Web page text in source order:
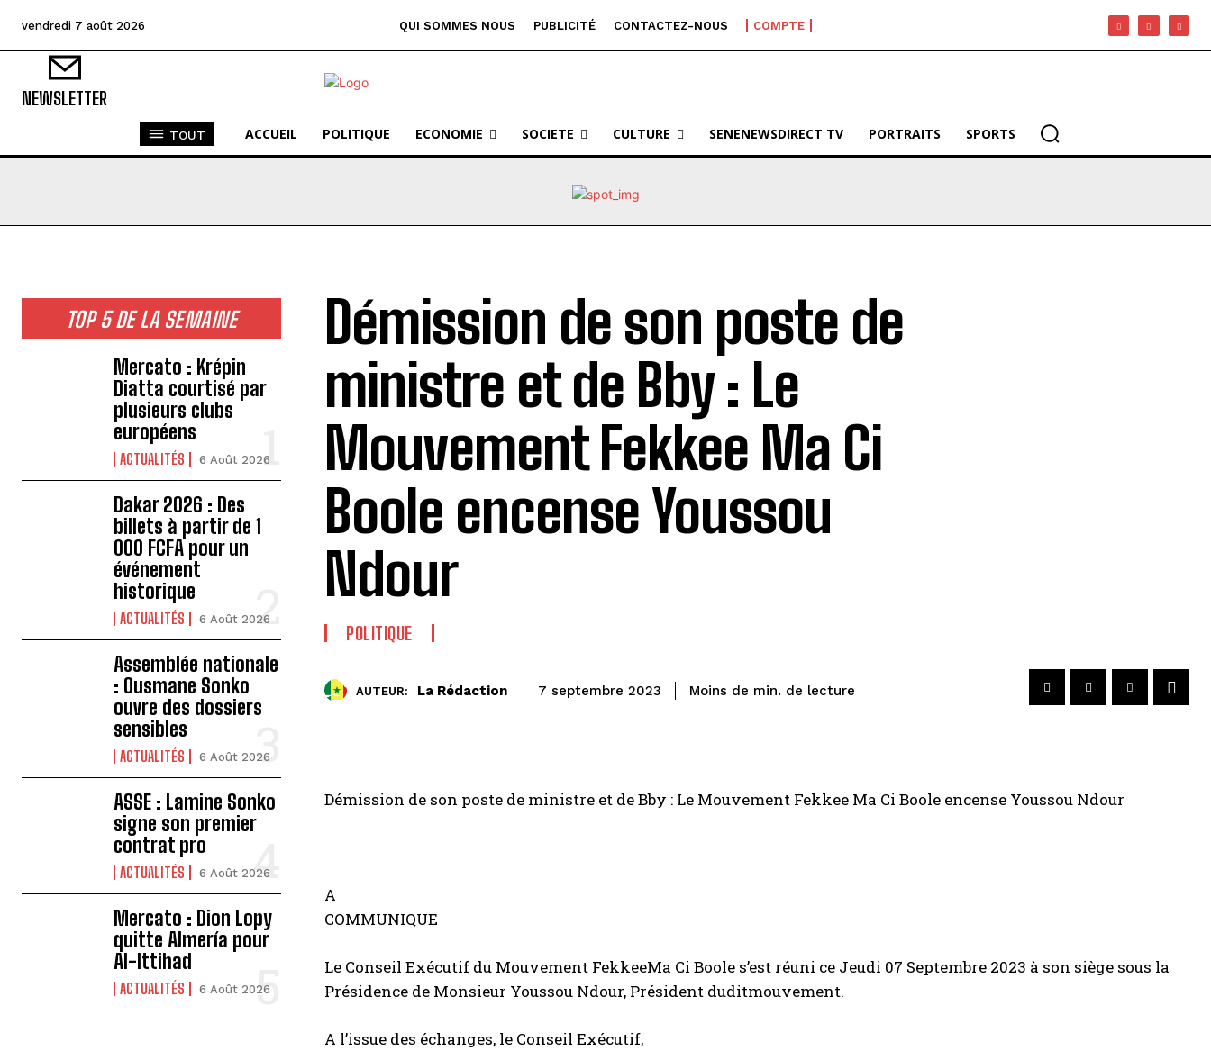
vendredi 7 août 2026 QUI SOMMES NOUS PUBLICITÉ CONTACTEZ-NOUS COMPTE
NEWSLETTER
TOUT ACCUEIL POLITIQUE ECONOMIE SOCIETE CULTURE SENENEWSDIRECT TV PORTRAITS SPORTS
TOP 5 DE LA SEMAINE
Mercato : Krépin
Diatta courtisé par
plusieurs clubs
européens
ACTUALITÉS 6 Août 2026
Dakar 2026 : Des
billets à partir de 1
000 FCFA pour un
événement
historique
ACTUALITÉS 6 Août 2026
Assemblée nationale
: Ousmane Sonko
ouvre des dossiers
sensibles
ACTUALITÉS 6 Août 2026
ASSE : Lamine Sonko
signe son premier
contrat pro
ACTUALITÉS 6 Août 2026
Mercato : Dion Lopy
quitte Almería pour
Al-Ittihad
ACTUALITÉS 6 Août 2026
Démission de son poste de
ministre et de Bby : Le
Mouvement Fekkee Ma Ci
Boole encense Youssou
Ndour
POLITIQUE
AUTEUR: La Rédaction 7 septembre 2023 Moins de min. de lecture
Démission de son poste de ministre et de Bby : Le Mouvement Fekkee Ma Ci Boole encense Youssou Ndour
A
COMMUNIQUE
Le Conseil Exécutif du Mouvement FekkeeMa Ci Boole s’est réuni ce Jeudi 07 Septembre 2023 à son siège sous la
Présidence de Monsieur Youssou Ndour, Président duditmouvement.
A l’issue des échanges, le Conseil Exécutif,